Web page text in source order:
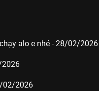
alo e nhé - 28/02/2026
2026
02/2026